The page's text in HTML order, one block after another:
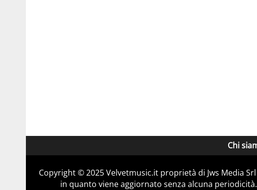
Chi
Copyright © 2025 Velvetmusic.it proprietà di Jws Media
in quanto viene aggiornato senza alcuna